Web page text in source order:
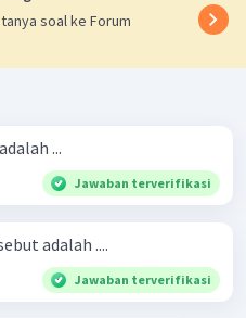
soal ke Forum
...
Jawaban terverifikasi
adalah ....
Jawaban terverifikasi